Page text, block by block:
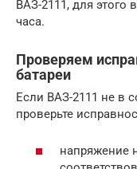
ВАЗ-2111, для этого
часа.
Проверяем
батареи
Если ВАЗ-2111 не в
проверьте
напряжение